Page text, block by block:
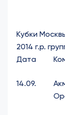
Кубки
2014 г.р.
Дата
14.09.